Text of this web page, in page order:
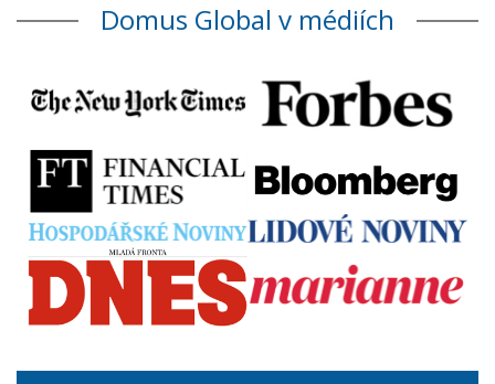
Domus Global v médiích